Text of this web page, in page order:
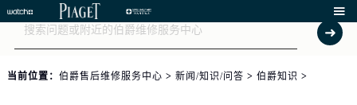

当前位置： 伯爵售后维修服务中心 > 新闻/知识/问答 > 伯爵知识 >